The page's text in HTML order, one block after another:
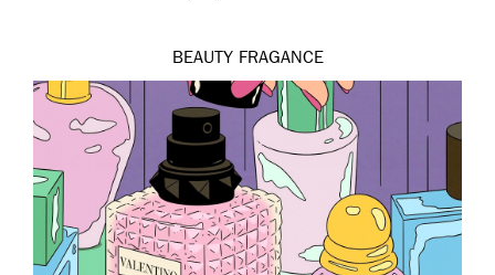
BEAUTY FRAGANCE